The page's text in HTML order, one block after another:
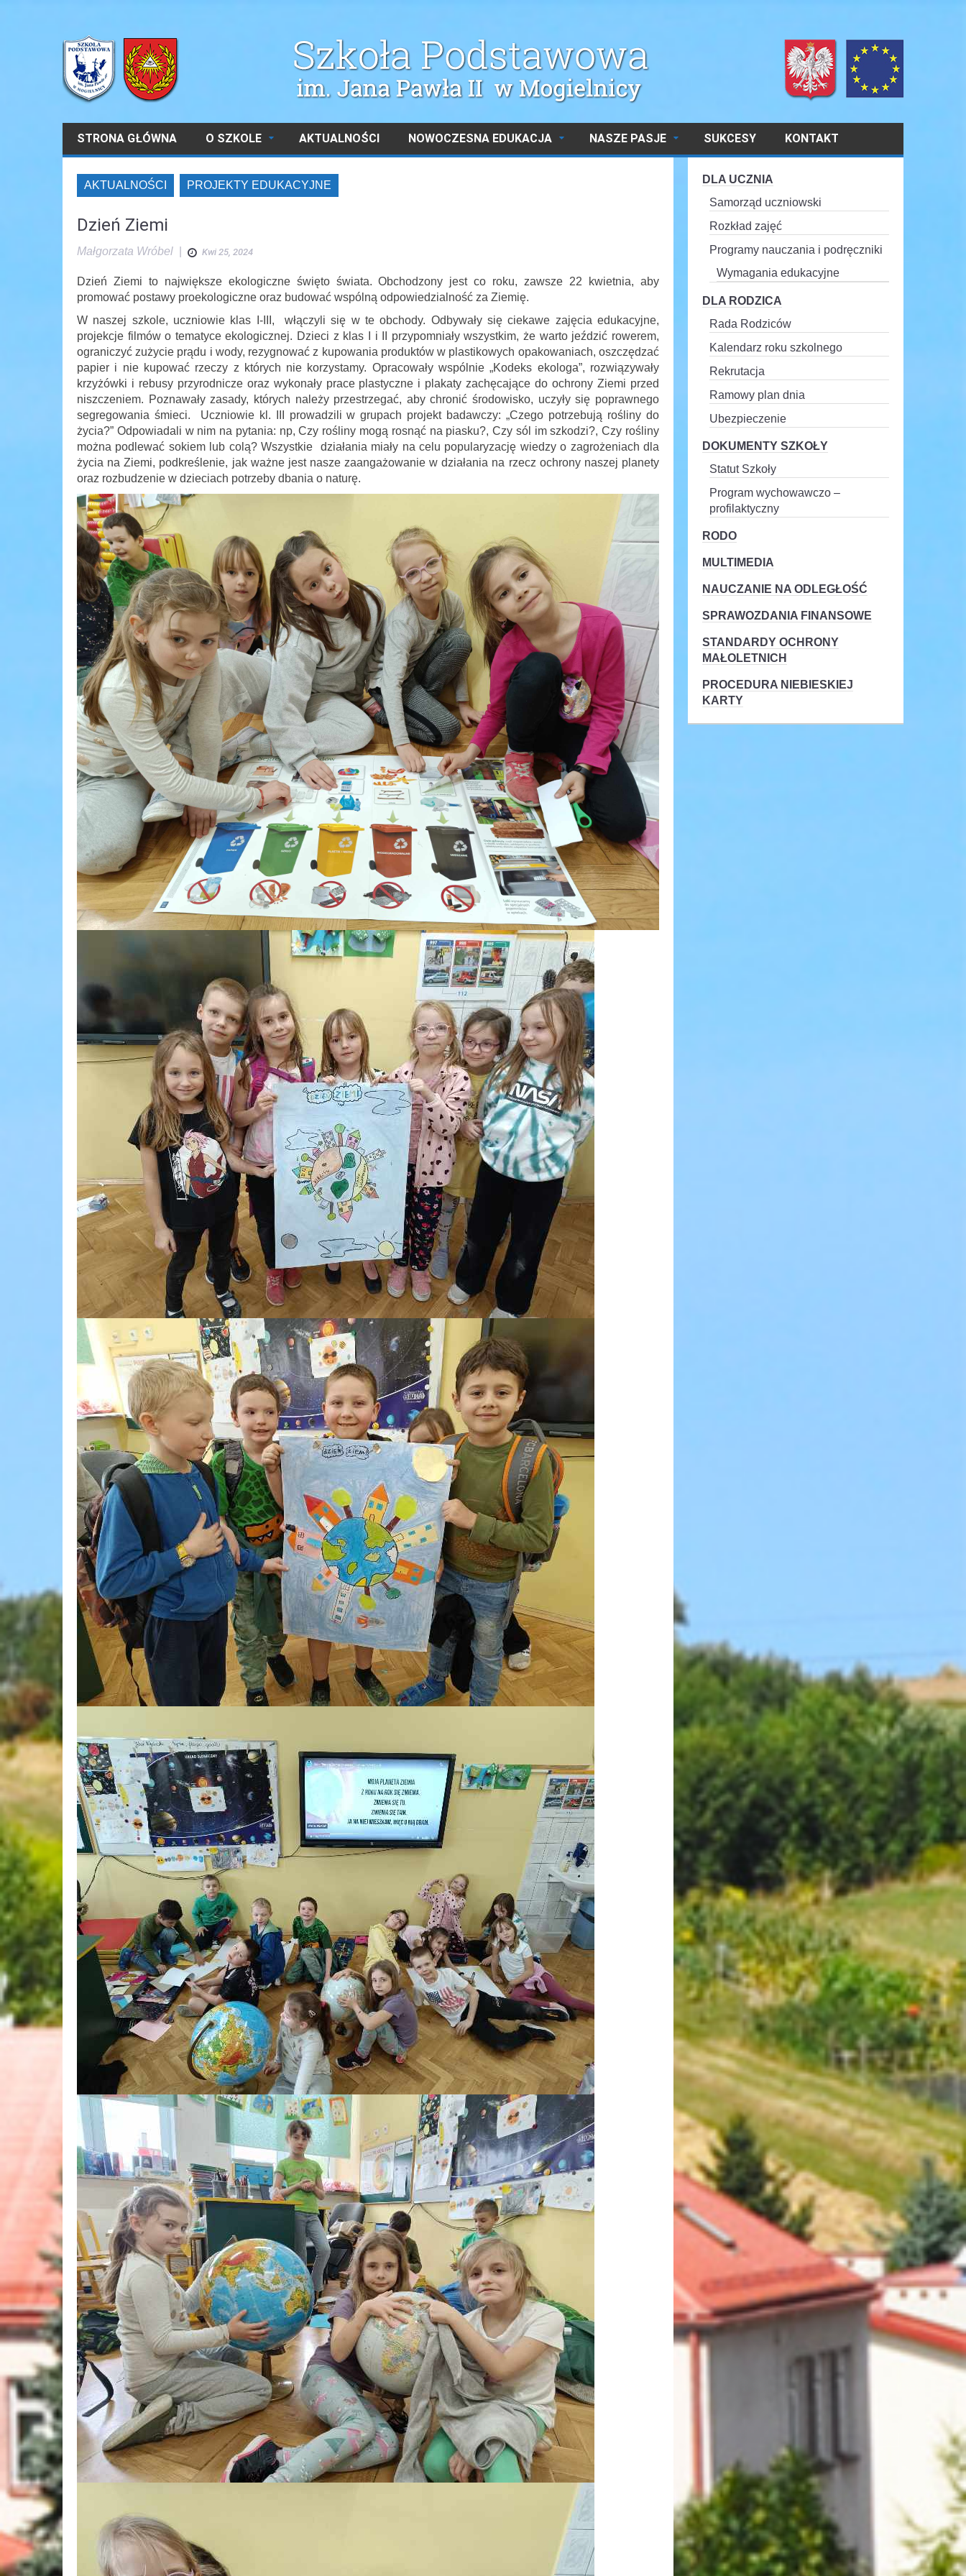
STRONA GŁÓWNA O SZKOLE AKTUALNOŚCI NOWOCZESNA EDUKACJA NASZE PASJE SUKCESY KONTAKT
AKTUALNOŚCI PROJEKTY EDUKACYJNE
Dzień Ziemi
Małgorzata Wróbel Kwi 25, 2024
Dzień Ziemi to największe ekologiczne święto świata. Obchodzony jest co roku, zawsze 22 kwietnia, aby
promować postawy proekologiczne oraz budować wspólną odpowiedzialność za Ziemię.
W naszej szkole, uczniowie klas I-III, włączyli się w te obchody. Odbywały się ciekawe zajęcia edukacyjne,
projekcje filmów o tematyce ekologicznej. Dzieci z klas I i II przypomniały wszystkim, że warto jeździć rowerem,
ograniczyć zużycie prądu i wody, rezygnować z kupowania produktów w plastikowych opakowaniach, oszczędzać
papier i nie kupować rzeczy z których nie korzystamy. Opracowały wspólnie „Kodeks ekologa”, rozwiązywały
krzyżówki i rebusy przyrodnicze oraz wykonały prace plastyczne i plakaty zachęcające do ochrony Ziemi przed
niszczeniem. Poznawały zasady, których należy przestrzegać, aby chronić środowisko, uczyły się poprawnego
segregowania śmieci. Uczniowie kl. III prowadzili w grupach projekt badawczy: „Czego potrzebują rośliny do
życia?” Odpowiadali w nim na pytania: np, Czy rośliny mogą rosnąć na piasku?, Czy sól im szkodzi?, Czy rośliny
można podlewać sokiem lub colą? Wszystkie działania miały na celu popularyzację wiedzy o zagrożeniach dla
życia na Ziemi, podkreślenie, jak ważne jest nasze zaangażowanie w działania na rzecz ochrony naszej planety
oraz rozbudzenie w dzieciach potrzeby dbania o naturę.
DLA UCZNIA
Samorząd uczniowski
Rozkład zajęć
Programy nauczania i podręczniki
Wymagania edukacyjne
DLA RODZICA
Rada Rodziców
Kalendarz roku szkolnego
Rekrutacja
Ramowy plan dnia
Ubezpieczenie
DOKUMENTY SZKOŁY
Statut Szkoły
Program wychowawczo –
profilaktyczny
RODO
MULTIMEDIA
NAUCZANIE NA ODLEGŁOŚĆ
SPRAWOZDANIA FINANSOWE
STANDARDY OCHRONY
MAŁOLETNICH
PROCEDURA NIEBIESKIEJ
KARTY